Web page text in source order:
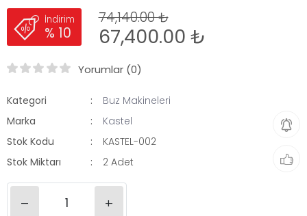
İndirim
% 10
74,140.00 ₺
67,400.00 ₺
Yorumlar (0)
Kategori
Buz Makineleri
Marka
Kastel
Stok Kodu
KASTEL-002
Stok Miktarı
2 Adet
– +